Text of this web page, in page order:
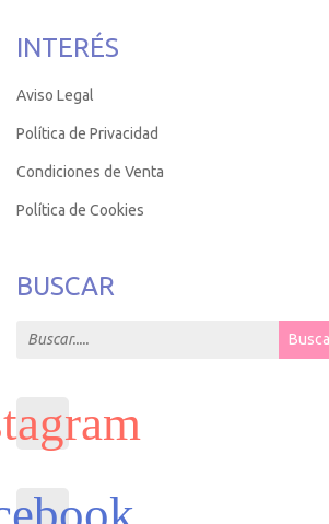
INTERÉS
Aviso Legal
Política de Privacidad
Condiciones de Venta
Política de Cookies
BUSCAR
Search for: